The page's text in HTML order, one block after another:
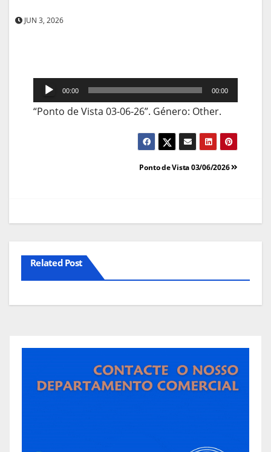
JUN 3, 2026
Reprodutor
de
00:00 00:00
“Ponto de Vista 03-06-26”. Género: Other.
Ponto de Vista 03/06/2026
Related Post